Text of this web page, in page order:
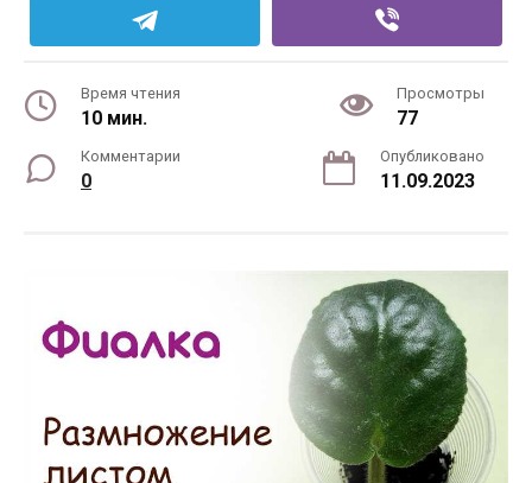
Время чтения
10 мин.
Просмотры
77
Комментарии
0
Опубликовано
11.09.2023